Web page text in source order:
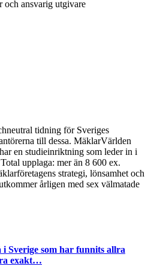
och ansvarig utgivare
tidning för Sveriges
till dessa. MäklarVärlden
en studieinriktning som leder in i
upplaga: mer än 8 600 ex.
strategi, lönsamhet och
årligen med sex välmatade
Sverige som har funnits allra
exakt…